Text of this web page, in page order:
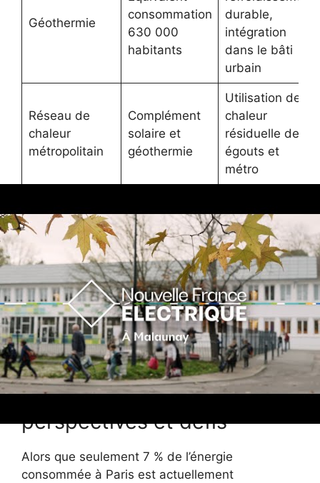
Géothermie
consommation
630 000
habitants
durable,
intégration
dans le bâti
urbain
Réseau de
chaleur
métropolitain
Complément
solaire et
géothermie
Utilisation de la
chaleur
résiduelle des
égouts et
métro
Vers une capitale 100 %
renouvelable : les
perspectives et défis
Alors que seulement 7 % de l’énergie
consommée à Paris est actuellement